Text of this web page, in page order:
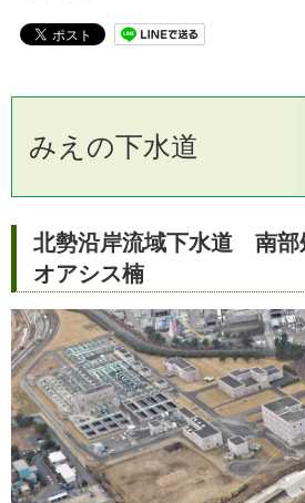
みえの下水道
北勢沿岸流域下水道 南部
オアシス楠